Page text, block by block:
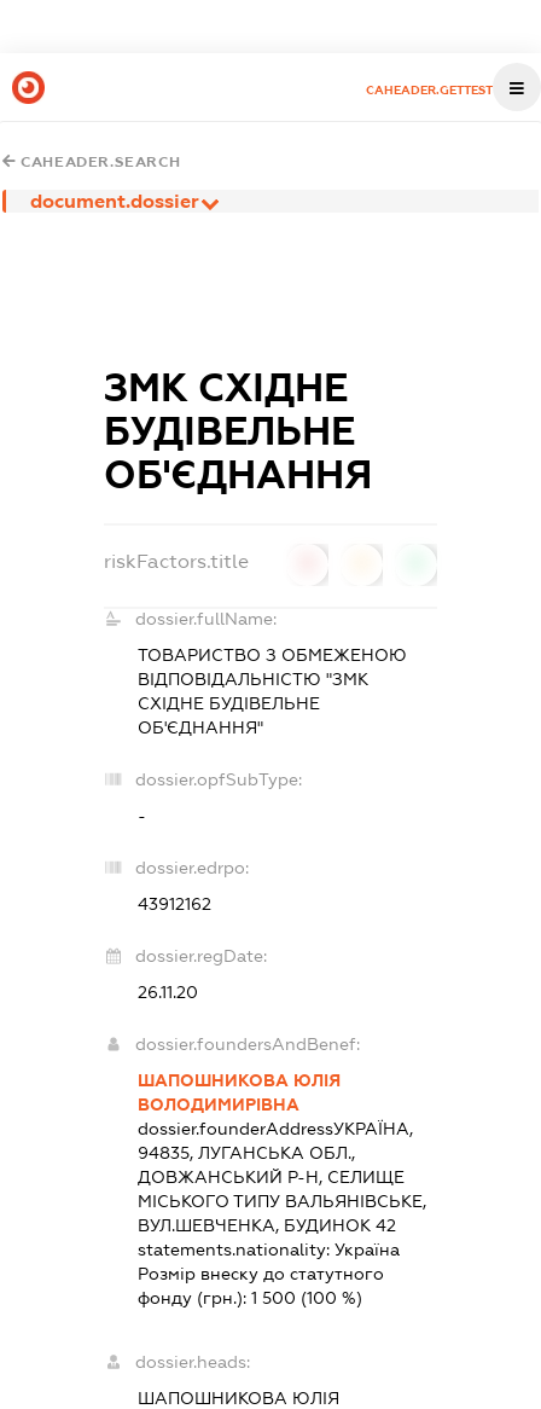
CAHEADER.GETTEST
CAHEADER.SEARCH
document.dossier
ЗМК СХІДНЕ
БУДІВЕЛЬНЕ
ОБ'ЄДНАННЯ
riskFactors.title
dossier.fullName:
ТОВАРИСТВО З ОБМЕЖЕНОЮ
ВІДПОВІДАЛЬНІСТЮ "ЗМК
СХІДНЕ БУДІВЕЛЬНЕ
ОБ'ЄДНАННЯ"
dossier.opfSubType:
-
dossier.edrpo:
43912162
dossier.regDate:
26.11.20
dossier.foundersAndBenef:
ШАПОШНИКОВА ЮЛІЯ
ВОЛОДИМИРІВНА
dossier.founderAddressУКРАЇНА,
94835, ЛУГАНСЬКА ОБЛ.,
ДОВЖАНСЬКИЙ Р-Н, СЕЛИЩЕ
МІСЬКОГО ТИПУ ВАЛЬЯНІВСЬКЕ,
ВУЛ.ШЕВЧЕНКА, БУДИНОК 42
statements.nationality: Україна
Розмір внеску до статутного
фонду (грн.): 1 500 (100 %)
dossier.heads:
ШАПОШНИКОВА ЮЛІЯ